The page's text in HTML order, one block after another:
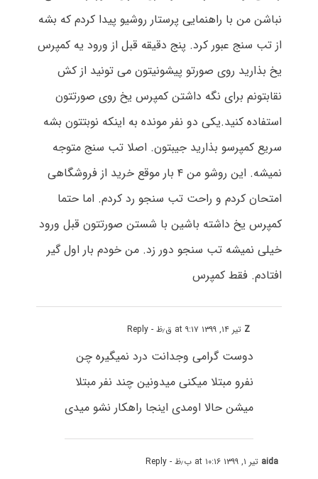
نباشن من با راهنمایی پرستار روشیو پیدا کردم که بشه
از تب سنج عبور کرد. پنج دقیقه قبل از ورود یه کمپرس
یخ بذارید روی صورتو پیشونیتون می تونید از کش
نقابتونم برای نگه داشتن کمپرس یخ روی صورتتون
استفاده کنید.یکی دو نفر مونده به اینکه نوبتتون بشه
سریع کمپرسو بذارید جیبتون. اصلا تب سنج متوجه
نمیشه. این روشو من ۴ بار موقع خرید از فروشگاهی
امتحان کردم و راحت تب سنجو رد کردم. اما حتما
کمپرس یخ داشته باشین با شستن صورتتون قبل ورود
خیلی نمیشه تب سنجو دور زد. من خودم بار اول گیر
افتادم. فقط کمپرس
Z تیر ۱۴, ۱۳۹۹ at ۹:۱۷ ق٫ظ - Reply
دوست گرامی وجدانت درد نمیگیره چن
نفرو مبتلا میکنی میدونین چند نفر مبتلا
میشن حالا اومدی اینجا راهکار نشو میدی
aida تیر ۱, ۱۳۹۹ at ۱۰:۱۶ ب٫ظ - Reply